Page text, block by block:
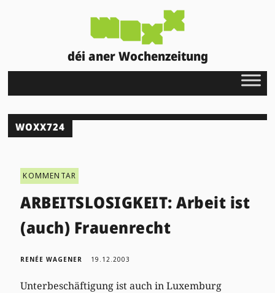
déi aner Wochenzeitung
WOXX724
KOMMENTAR
ARBEITSLOSIGKEIT: Arbeit ist
(auch) Frauenrecht
RENÉE WAGENER 19.12.2003
Unterbeschäftigung ist auch in Luxemburg